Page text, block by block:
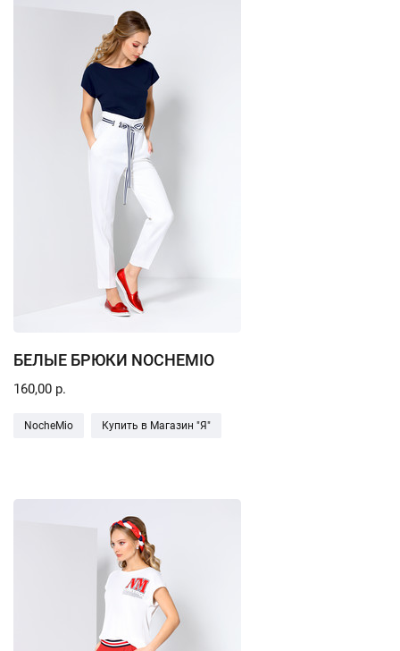
БЕЛЫЕ БРЮКИ NOCHEMIO
160,00 р.
NocheMio Купить в Магазин "Я"